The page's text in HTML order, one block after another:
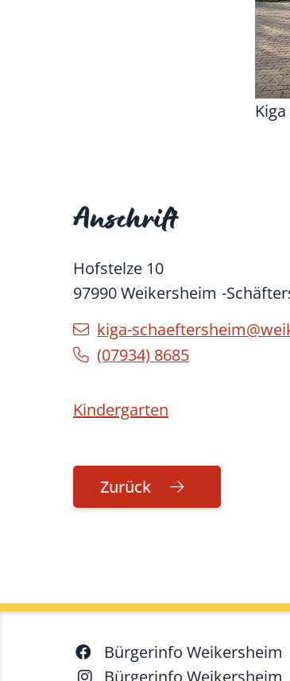
Anschrift
Hofstelze 10
97990Weikersheim
kiga-
(07934) 8685
Kindergarten
Zurück
Bürgerinfo Weikersheim
Bürgerinfo Weikersheim